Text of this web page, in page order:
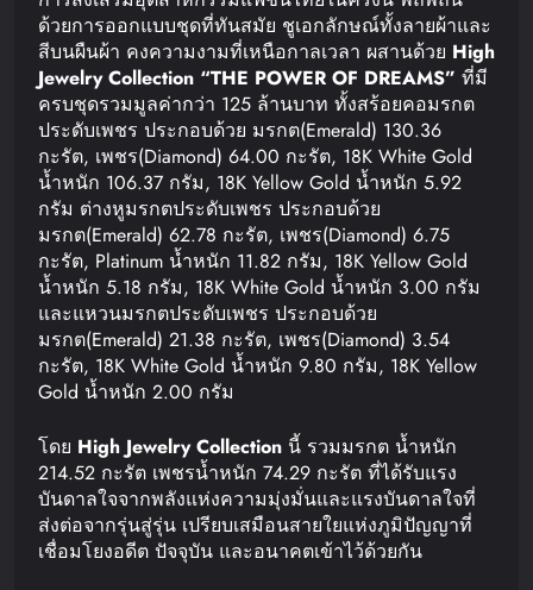
ด้วยการออกแบบชุดที่ทันสมัย ชูเอกลักษณ์ทั้งลายผ้าและ
สีบนผืนผ้า คงความงามที่เหนือกาลเวลา ผสานด้วย High
Jewelry Collection “THE POWER OF DREAMS” ที่มี
ครบชุดรวมมูลค่ากว่า 125 ล้านบาท ทั้งสร้อยคอมรกต
ประดับเพชร ประกอบด้วย มรกต(Emerald) 130.36
กะรัต, เพชร(Diamond) 64.00 กะรัต, 18K White Gold
น้ำหนัก 106.37 กรัม, 18K Yellow Gold น้ำหนัก 5.92
กรัม ต่างหูมรกตประดับเพชร ประกอบด้วย
มรกต(Emerald) 62.78 กะรัต, เพชร(Diamond) 6.75
กะรัต, Platinum น้ำหนัก 11.82 กรัม, 18K Yellow Gold
น้ำหนัก 5.18 กรัม, 18K White Gold น้ำหนัก 3.00 กรัม
และแหวนมรกตประดับเพชร ประกอบด้วย
มรกต(Emerald) 21.38 กะรัต, เพชร(Diamond) 3.54
กะรัต, 18K White Gold น้ำหนัก 9.80 กรัม, 18K Yellow
Gold น้ำหนัก 2.00 กรัม
โดย High Jewelry Collection นี้ รวมมรกต น้ำหนัก
214.52 กะรัต เพชรน้ำหนัก 74.29 กะรัต ที่ได้รับแรง
บันดาลใจจากพลังแห่งความมุ่งมั่นและแรงบันดาลใจที่
ส่งต่อจากรุ่นสู่รุ่น เปรียบเสมือนสายใยแห่งภูมิปัญญาที่
เชื่อมโยงอดีต ปัจจุบัน และอนาคตเข้าไว้ด้วยกัน